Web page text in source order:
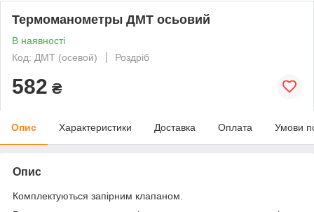
Термоманометры ДМТ осьовий
В наявності
Код: ДМТ (осевой)
Роздріб
582 ₴
Опис Характеристики Доставка Оплата Умови
Опис
Комплектуються запірним клапаном.